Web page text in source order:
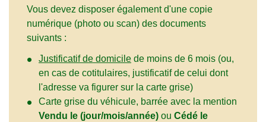
Vous devez disposer également d'une copie
numérique (photo ou scan) des documents
suivants :
Justificatif de domicile de moins de 6 mois (ou,
en cas de cotitulaires, justificatif de celui dont
l'adresse va figurer sur la carte grise)
Carte grise du véhicule, barrée avec la mention
Vendu le (jour/mois/année) ou Cédé le